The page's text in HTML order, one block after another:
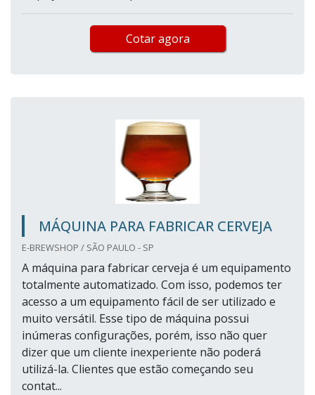
Cotar agora
MÁQUINA PARA FABRICAR CERVEJA
E-BREWSHOP / SÃO PAULO - SP
A máquina para fabricar cerveja é um equipamento
totalmente automatizado. Com isso, podemos ter
acesso a um equipamento fácil de ser utilizado e
muito versátil. Esse tipo de máquina possui
inúmeras configurações, porém, isso não quer
dizer que um cliente inexperiente não poderá
utilizá-la. Clientes que estão começando seu
contat...